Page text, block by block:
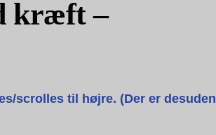
kræft –
scrolles til højre. (Der er desuden